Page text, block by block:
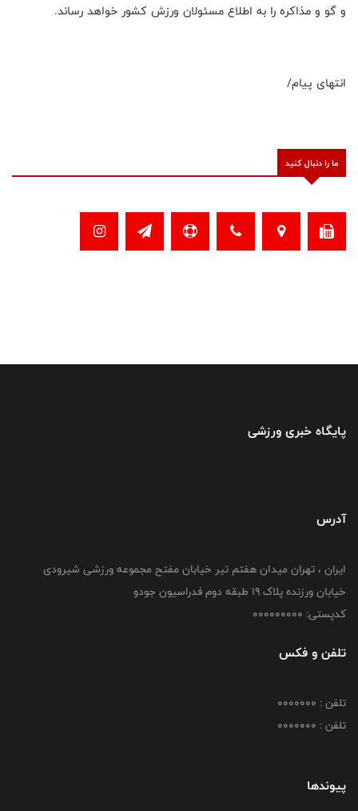
و گو و مذاکره را به اطلاع مسئولان ورزش کشور خواهد رساند.
انتهای پیام/
ما را دنبال کنید
پایگاه خبری ورزشی
آدرس
ایران ، تهران میدان هفتم تیر خیابان مفتح مجموعه ورزشی شیرودی
خیابان ورزنده پلاک ۱۹ طبقه دوم فدراسیون جودو
کدپستی: 000000000
تلفن و فکس
تلفن : 0000000
تلفن : 0000000
پیوندها